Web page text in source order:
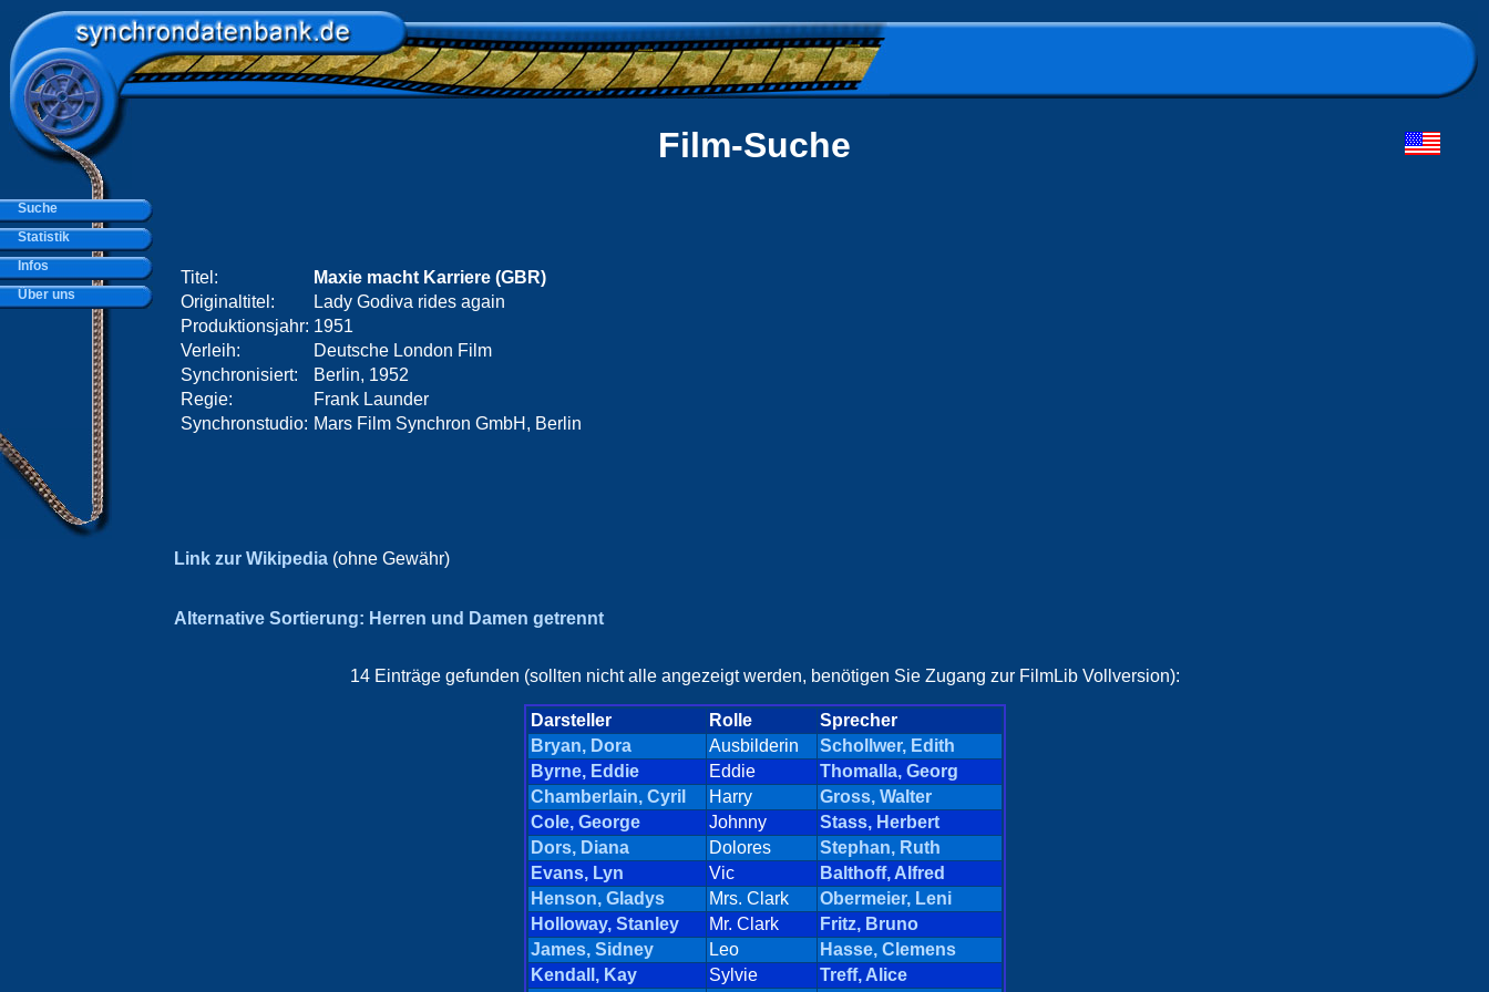
Film-Suche
Titel:
Maxie macht Karriere (GBR)
Originaltitel:
Lady Godiva rides again
Produktionsjahr: 1951
Verleih:
Deutsche London Film
Synchronisiert:
Berlin, 1952
Regie:
Frank Launder
Synchronstudio: Mars Film Synchron GmbH, Berlin
Link zur Wikipedia (ohne Gewähr)
Alternative Sortierung: Herren und Damen getrennt
14 Einträge gefunden (sollten nicht alle angezeigt werden, benötigen Sie Zugang zur FilmLib Vollversion):
Darsteller Rolle
Sprecher
Bryan, Dora
Ausbilderin
Schollwer, Edith
Byrne, Eddie
Eddie
Thomalla, Georg
Chamberlain, Cyril
Harry
Gross, Walter
Cole, George
Johnny
Stass, Herbert
Dors, Diana
Dolores
Stephan, Ruth
Evans, Lyn
Vic
Balthoff, Alfred
Henson, Gladys
Mrs. Clark
Obermeier, Leni
Holloway, Stanley
Mr. Clark
Fritz, Bruno
James, Sidney
Leo
Hasse, Clemens
Kendall, Kay
Sylvie
Treff, Alice
Suche
Statistik
Infos
Über uns